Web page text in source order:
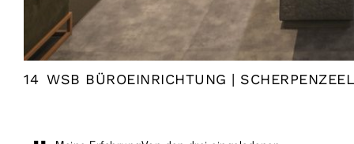
14 WSB BÜROEINRICHTUNG |